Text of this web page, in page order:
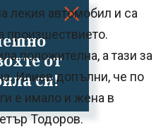
от
си!
лекия автомобил и са
произшествието.
положителна, а тази за
Илиев допълни, че по
е имало и жена в
Тодоров.